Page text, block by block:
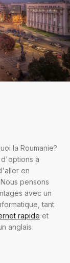
la Roumanie?
à
en
pensons
avec un
tant
rapide et
anglais